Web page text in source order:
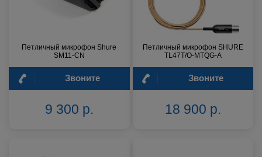
Петличный микрофон Shure
SM11-CN
Звоните
9 300 р.
Петличный микрофон SHURE
TL47T/O-MTQG-A
Звоните
18 900 р.